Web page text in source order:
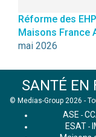
Réforme des
Maisons France
mai 2026
SANTÉ EN
© Medias-Group 2026 -
ASE -
ESAT -